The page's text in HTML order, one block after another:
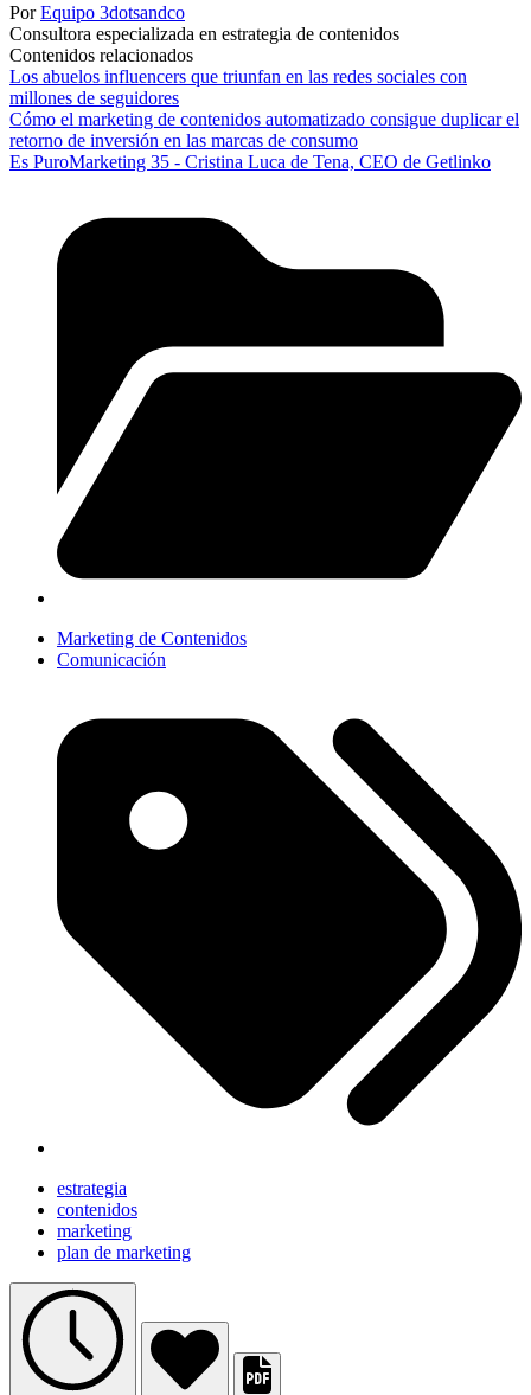
PorEquipo 3dotsandco
Consultora especializada en estrategia de contenidos
Contenidos relacionados
Los abuelos influencers que triunfan en las redes sociales con
millones de seguidores
Cómo el marketing de contenidos automatizado consigue duplicar el
retorno de inversión en las marcas de consumo
Es PuroMarketing 35 - Cristina Luca de Tena, CEO de Getlinko
Marketing de Contenidos
Comunicación
estrategia
contenidos
marketing
plan de marketing